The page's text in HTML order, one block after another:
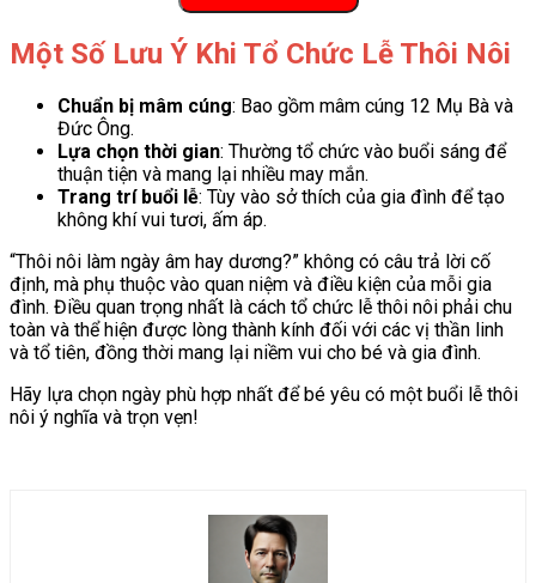
Một Số Lưu Ý Khi Tổ Chức Lễ Thôi Nôi
Chuẩn bị mâm cúng: Bao gồm mâm cúng 12 Mụ Bà và
Đức Ông.
Lựa chọn thời gian: Thường tổ chức vào buổi sáng để
thuận tiện và mang lại nhiều may mắn.
Trang trí buổi lễ: Tùy vào sở thích của gia đình để tạo
không khí vui tươi, ấm áp.
“Thôi nôi làm ngày âm hay dương?” không có câu trả lời cố
định, mà phụ thuộc vào quan niệm và điều kiện của mỗi gia
đình. Điều quan trọng nhất là cách tổ chức lễ thôi nôi phải chu
toàn và thể hiện được lòng thành kính đối với các vị thần linh
và tổ tiên, đồng thời mang lại niềm vui cho bé và gia đình.
Hãy lựa chọn ngày phù hợp nhất để bé yêu có một buổi lễ thôi
nôi ý nghĩa và trọn vẹn!